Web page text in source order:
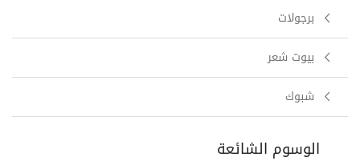
برجولات
بيوت شعر
شبوك
الوسوم الشائعة